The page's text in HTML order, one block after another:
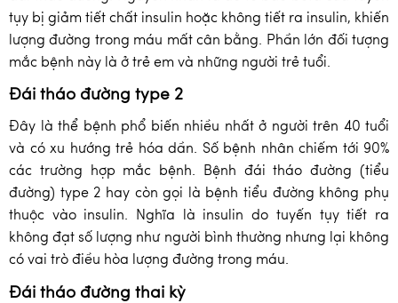
tụy bị giảm tiết chất insulin hoặc không tiết ra insulin, khiến
lượng đường trong máu mất cân bằng. Phần lớn đối tượng
mắc bệnh này là ở trẻ em và những người trẻ tuổi.
Đái tháo đường type 2
Đây là thể bệnh phổ biến nhiều nhất ở người trên 40 tuổi
và có xu hướng trẻ hóa dần. Số bệnh nhân chiếm tới 90%
các trường hợp mắc bệnh. Bệnh đái tháo đường (tiểu
đường) type 2 hay còn gọi là bệnh tiểu đường không phụ
thuộc vào insulin. Nghĩa là insulin do tuyến tụy tiết ra
không đạt số lượng như người bình thường nhưng lại không
có vai trò điều hòa lượng đường trong máu.
Đái tháo đường thai kỳ